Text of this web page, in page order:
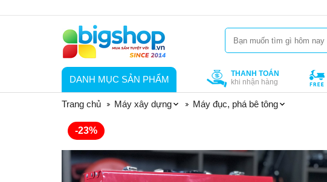
DANH MỤC SẢN PHẨM
THANH TOÁN
khi nhận hàng
Trang chủ
Máy xây dựng Máy đục, phá bê tông
-23%